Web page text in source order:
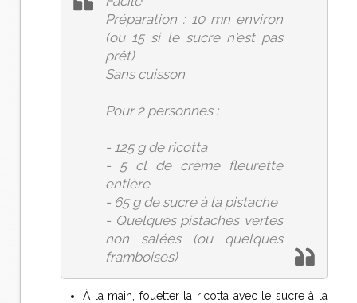
Préparation : 10 mn environ
(ou 15 si le sucre n'est pas
prêt)
Sans cuisson
Pour 2 personnes :
- 125 g de ricotta
- 5 cl de crème fleurette
entière
- 65 g de sucre à la pistache
- Quelques pistaches vertes
non salées (ou quelques
framboises)
À la main, fouetter la ricotta avec le sucre à la